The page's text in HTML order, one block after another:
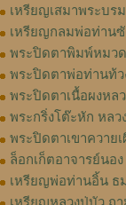
เหรียญเสมาพระบร
เหรียญกลมพ่อท่านซั
พระปิดตาพิมพ์หมวด
พระปิดตาพ่อท่านท้ว
พระปิดตาเนื้อผงหล
พระกริ่งโต๊ะหัก หลว
พระปิดตาเขาควาย
ล็อกเก็ตอาจารย์นอ
เหรียญพ่อท่านอิ้น ธ
เหรียญหลวงปู่บัว ถ